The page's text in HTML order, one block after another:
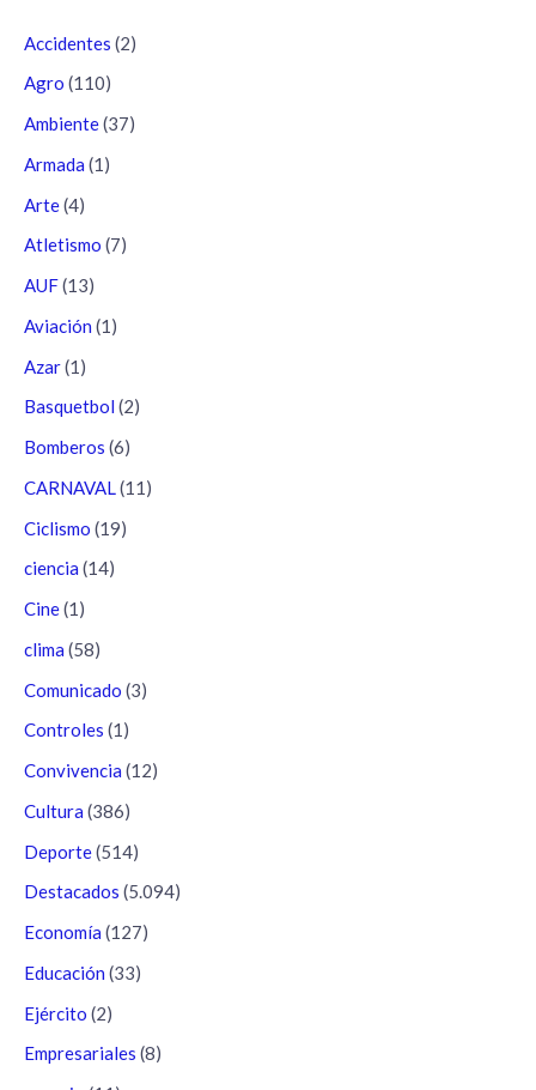
Accidentes (2)
Agro (110)
Ambiente(37)
Armada (1)
Arte(4)
Atletismo (7)
AUF(13)
Aviación (1)
Azar(1)
Basquetbol (2)
Bomberos (6)
CARNAVAL(11)
Ciclismo (19)
ciencia (14)
Cine(1)
clima (58)
Comunicado (3)
Controles (1)
Convivencia (12)
Cultura (386)
Deporte(514)
Destacados (5.094)
Economía (127)
Educación (33)
Ejército (2)
Empresariales (8)